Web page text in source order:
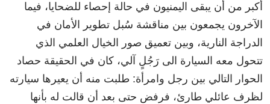
أكبر من أن يبقى اليمنيون في حالة إحصاء للضحايا، فيما
الآخرون يجمعون بين مناقشة سُبل تطوير الأمان في
الدراجة النارية، وبين تعميق صور الخيال العلمي الذي
تتحول معه السيارة الى رَجُلٍ آلي، كان في الحقيقة حصاد
الحوار التالي بين رجل وامرأة: طلبت منه أن يعيرها سيارته
لظرف عائلي طارئ، فرفض حتى بعد أن قالت له بأنها